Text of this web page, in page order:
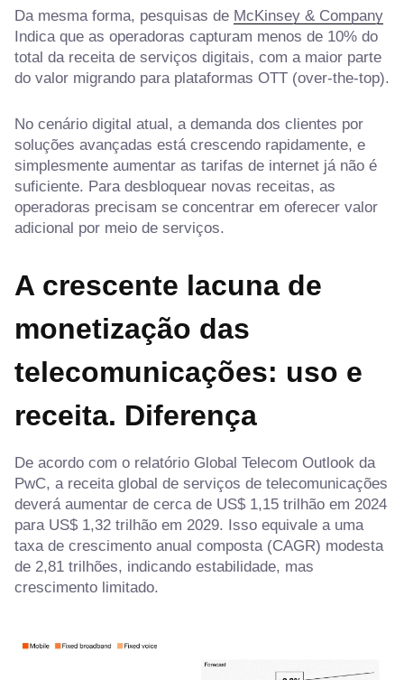
Da mesma forma, pesquisas de McKinsey & Company
Indica que as operadoras capturam menos de 10% do
total da receita de serviços digitais, com a maior parte
do valor migrando para plataformas OTT (over-the-top).
No cenário digital atual, a demanda dos clientes por
soluções avançadas está crescendo rapidamente, e
simplesmente aumentar as tarifas de internet já não é
suficiente. Para desbloquear novas receitas, as
operadoras precisam se concentrar em oferecer valor
adicional por meio de serviços.
A crescente lacuna de
monetização das
telecomunicações: uso e
receita. Diferença
De acordo com o relatório Global Telecom Outlook da
PwC, a receita global de serviços de telecomunicações
deverá aumentar de cerca de US$ 1,15 trilhão em 2024
para US$ 1,32 trilhão em 2029. Isso equivale a uma
taxa de crescimento anual composta (CAGR) modesta
de 2,81 trilhões, indicando estabilidade, mas
crescimento limitado.